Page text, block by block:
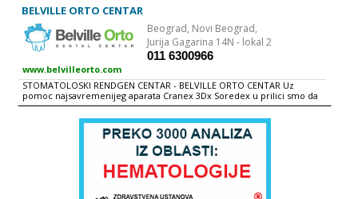
BELVILLE ORTO CENTAR
Beograd, Novi Beograd,
Jurija Gagarina 14N - lokal 2
011 6300966
www.belvilleorto.com
STOMATOLOSKI RENDGEN CENTAR - BELVILLE ORTO CENTAR Uz
pomoc najsavremenijeg aparata Cranex 3Dx Soredex u prilici smo da
vam ponudimo 3D radiografske snimke u visokoj rezuluciji i sa
minimalnom dozom zracenja. 3D radiografski snimci omogucavaju
trodimenzinalni prikaz zeljenog dela vilice ili kompletne vilice u cilju
analize i precizne dijagnostike. Uvođenjem novih tehnologija snimanja
zuba u svakodnevni rad u prilici smo da pacijentima ponudimo
najbolju moguću uslugu u kratkom vremenskom periodu. Vaše snimke
možete dobiti na foliji, cd-u ili putem e-maila.